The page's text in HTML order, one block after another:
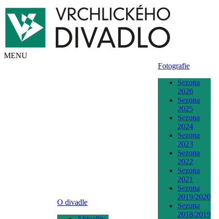
MENU
O divadle
Fotografie
Sezona
2026
Sezona
2025
Sezona
2024
Sezona
2023
Sezona
2022
Sezona
2021
Sezona
2019/2020
Sezona
2018/2019